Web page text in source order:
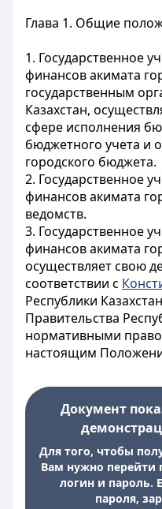
Глава 1. Общие
1. Государственное
финансов акимата
государственным
Казахстан,
сфере исполнения
бюджетного учета и
городского бюджета.
2. Государственное
финансов акимата
ведомств.
3. Государственное
финансов акимата
осуществляет свою
соответствии с
Республики
Правительства
нормативными
настоящим
Документ
Для того, чтобы
Вам нужно перейти
логин и пароль.
пароля,